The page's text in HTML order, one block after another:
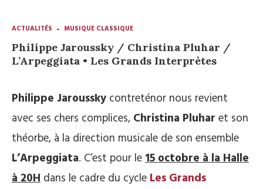
ACTUALITÉS MUSIQUE CLASSIQUE
Philippe Jaroussky / Christina Pluhar /
L’Arpeggiata • Les Grands Interprètes
Philippe Jaroussky contreténor nous revient
avec ses chers complices, Christina Pluhar et son
théorbe, à la direction musicale de son ensemble
L’Arpeggiata. C’est pour le15 octobre à la Halle
à 20H dans le cadre du cycle Les Grands